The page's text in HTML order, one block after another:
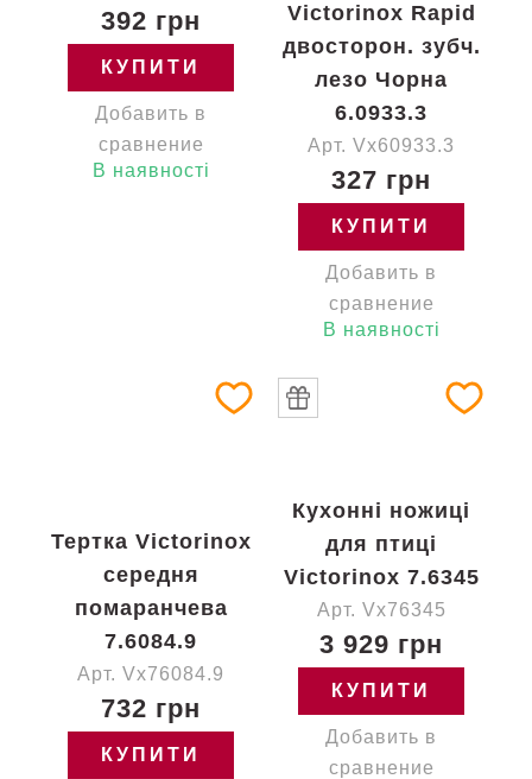
392 грн
КУПИТИ
Добавить в
сравнение
В наявності
Victorinox Rapid
двосторон. зубч.
лезо Чорна
6.0933.3
Арт. Vx60933.3
327 грн
КУПИТИ
Добавить в
сравнение
В наявності
Тертка Victorinox
середня
помаранчева
7.6084.9
Арт. Vx76084.9
732 грн
КУПИТИ
Кухонні ножиці
для птиці
Victorinox 7.6345
Арт. Vx76345
3 929 грн
КУПИТИ
Добавить в
сравнение